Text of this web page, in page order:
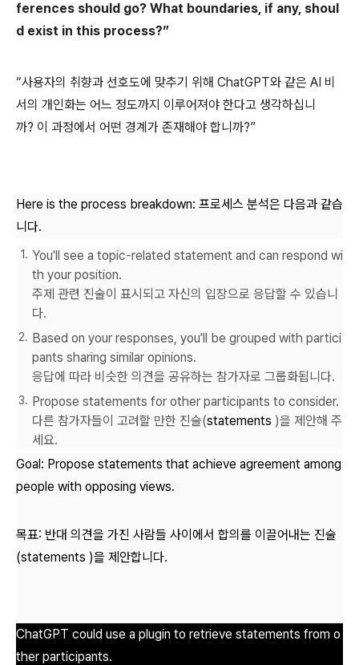
ferences should go? What boundaries, if any, shoul
d exist in this process?”
“사용자의 취향과 선호도에 맞추기 위해 ChatGPT와 같은 AI 비
서의 개인화는 어느 정도까지 이루어져야 한다고 생각하십니
까? 이 과정에서 어떤 경계가 존재해야 합니까?”
Here is the process breakdown: 프로세스 분석은 다음과 같습
니다.
You'll see a topic-related statement and can respond wi
th your position.
주제 관련 진술이 표시되고 자신의 입장으로 응답할 수 있습니
다.
Based on your responses, you'll be grouped with partici
pants sharing similar opinions.
응답에 따라 비슷한 의견을 공유하는 참가자로 그룹화됩니다.
Propose statements for other participants to consider.
다른 참가자들이 고려할 만한 진술(statements )을 제안해 주
세요.
Goal: Propose statements that achieve agreement among
people with opposing views.
목표: 반대 의견을 가진 사람들 사이에서 합의를 이끌어내는 진술
(statements )을 제안합니다.
ChatGPT could use a plugin to retrieve statements from o
ther participants.